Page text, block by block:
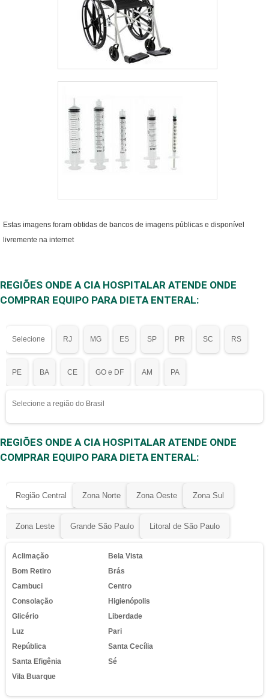
Estas imagens foram obtidas de bancos de imagens públicas e disponível
livremente na internet
REGIÕES ONDE A CIA HOSPITALAR ATENDE ONDE
COMPRAR EQUIPO PARA DIETA ENTERAL:
Selecione RJ MG ES SP PR SC RS
PE BA CE GO e DF AM PA
Selecione a região do Brasil
REGIÕES ONDE A CIA HOSPITALAR ATENDE ONDE
COMPRAR EQUIPO PARA DIETA ENTERAL:
Região Central Zona Norte Zona Oeste Zona Sul
Zona Leste Grande São Paulo Litoral de São Paulo
Aclimação
Bela Vista
Bom Retiro
Brás
Cambuci
Centro
Consolação
Higienópolis
Glicério
Liberdade
Luz
Pari
República
Santa Cecília
Santa Efigênia
Sé
Vila Buarque